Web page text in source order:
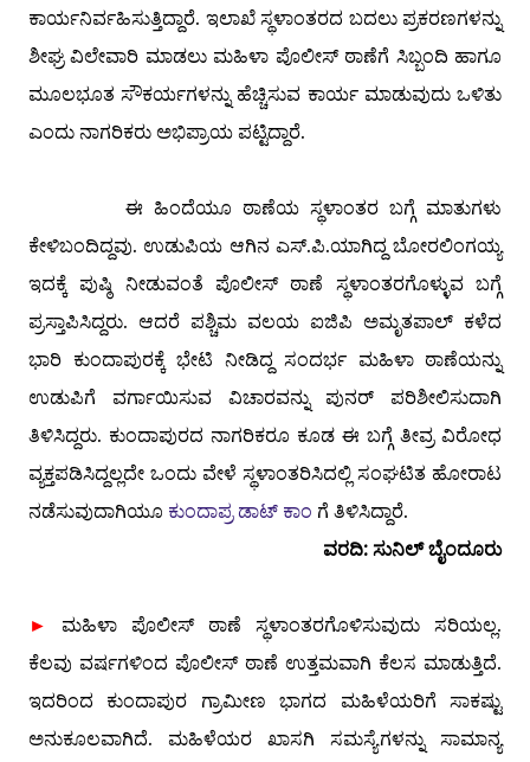
ಕಾರ್ಯನಿರ್ವಹಿಸುತ್ತಿದ್ದಾರೆ. ಇಲಾಖೆ ಸ್ಥಳಾಂತರದ ಬದಲು ಪ್ರಕರಣಗಳನ್ನು
ಶೀಘ್ರ ವಿಲೇವಾರಿ ಮಾಡಲು ಮಹಿಳಾ ಪೊಲೀಸ್ ಠಾಣೆಗೆ ಸಿಬ್ಬಂದಿ ಹಾಗೂ
ಮೂಲಭೂತ ಸೌಕರ್ಯಗಳನ್ನು ಹೆಚ್ಚಿಸುವ ಕಾರ್ಯ ಮಾಡುವುದು ಒಳಿತು
ಎಂದು ನಾಗರಿಕರು ಅಭಿಪ್ರಾಯ ಪಟ್ಟಿದ್ದಾರೆ.
ಈ ಹಿಂದೆಯೂ ಠಾಣೆಯ ಸ್ಥಳಾಂತರ ಬಗ್ಗೆ ಮಾತುಗಳು
ಕೇಳಿಬಂದಿದ್ದವು. ಉಡುಪಿಯ ಆಗಿನ ಎಸ್.ಪಿ.ಯಾಗಿದ್ದ ಬೋರಲಿಂಗಯ್ಯ
ಇದಕ್ಕೆ ಪುಷ್ಠಿ ನೀಡುವಂತೆ ಪೊಲೀಸ್ ಠಾಣೆ ಸ್ಥಳಾಂತರಗೊಳ್ಳುವ ಬಗ್ಗೆ
ಪ್ರಸ್ತಾಪಿಸಿದ್ದರು. ಆದರೆ ಪಶ್ಚಿಮ ವಲಯ ಐಜಿಪಿ ಅಮೃತಪಾಲ್ ಕಳೆದ
ಭಾರಿ ಕುಂದಾಪುರಕ್ಕೆ ಭೇಟಿ ನೀಡಿದ್ದ ಸಂದರ್ಭ ಮಹಿಳಾ ಠಾಣೆಯನ್ನು
ಉಡುಪಿಗೆ ವರ್ಗಾಯಿಸುವ ವಿಚಾರವನ್ನು ಪುನರ್ ಪರಿಶೀಲಿಸುದಾಗಿ
ತಿಳಿಸಿದ್ದರು. ಕುಂದಾಪುರದ ನಾಗರಿಕರೂ ಕೂಡ ಈ ಬಗ್ಗೆ ತೀವ್ರ ವಿರೋಧ
ವ್ಯಕ್ತಪಡಿಸಿದ್ದಲ್ಲದೇ ಒಂದು ವೇಳೆ ಸ್ಥಳಾಂತರಿಸಿದಲ್ಲಿ ಸಂಘಟಿತ ಹೋರಾಟ
ನಡೆಸುವುದಾಗಿಯೂ ಕುಂದಾಪ್ರ ಡಾಟ್ ಕಾಂ ಗೆ ತಿಳಿಸಿದ್ದಾರೆ.
ವರದಿ: ಸುನಿಲ್ ಬೈಂದೂರು
►
ಮಹಿಳಾ ಪೊಲೀಸ್ ಠಾಣೆ ಸ್ಥಳಾಂತರಗೊಳಿಸುವುದು ಸರಿಯಲ್ಲ.
ಕೆಲವು ವರ್ಷಗಳಿಂದ ಪೊಲೀಸ್ ಠಾಣೆ ಉತ್ತಮವಾಗಿ ಕೆಲಸ ಮಾಡುತ್ತಿದೆ.
ಇದರಿಂದ ಕುಂದಾಪುರ ಗ್ರಾಮೀಣ ಭಾಗದ ಮಹಿಳೆಯರಿಗೆ ಸಾಕಷ್ಟು
ಅನುಕೂಲವಾಗಿದೆ. ಮಹಿಳೆಯರ ಖಾಸಗಿ ಸಮಸ್ಯೆಗಳನ್ನು ಸಾಮಾನ್ಯ